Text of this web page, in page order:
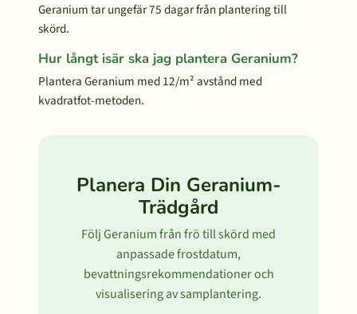
Geranium tar ungefär 75 dagar från plantering till
skörd.
Hur långt isär ska jag plantera Geranium?
Plantera Geranium med 12/m² avstånd med
kvadratfot-metoden.
Planera Din Geranium-
Trädgård
Följ Geranium från frö till skörd med
anpassade frostdatum,
bevattningsrekommendationer och
visualisering av samplantering.